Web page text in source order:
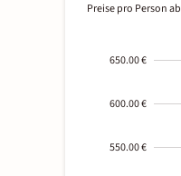
Preise pro Person ab
650.00 €
600.00 €
550.00 €